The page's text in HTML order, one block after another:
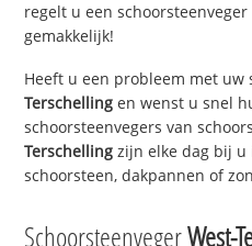
regelt u een
gemakkelijk!
Heeft u een probleem met
Terschelling en wenst u snel
schoorsteenvegers van
Terschelling zijn elke dag bij
schoorsteen, dakpannen of
SchoorsteenvegerWest-